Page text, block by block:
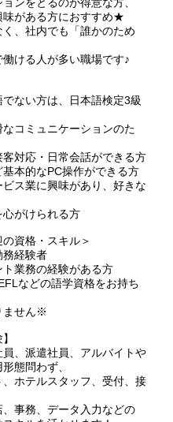
味がある方におすすめ★
、社内でも「誰かのため
ける人が多い職場です♪
ない方は、日本語検定3級
なコミュニケーションのた
客対応・日常会話ができる方
基本的なPC操作ができる方
ビス業に興味があり、好きな
心がけられる方
資格・スキル＞
務経験者
ト業務の経験がある方
などの語学資格をお持ち
ません※
、派遣社員、アルバイトや
態問わず、
、ホテルスタッフ、受付、接
事務、データ入力などの